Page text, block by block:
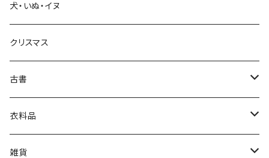
生活・暮らし
芸術・絵画・写真
絵本・児童書
娯楽・エンターテインメント
犬・いぬ・イヌ
クリスマス
古書
古書セット
美術
衣料品
POLEWARDS
雑貨